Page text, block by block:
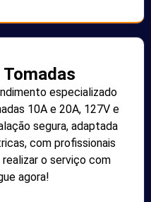
especializado
10A e 20A, 127V e
segura, adaptada
com profissionais
o serviço com
agora!